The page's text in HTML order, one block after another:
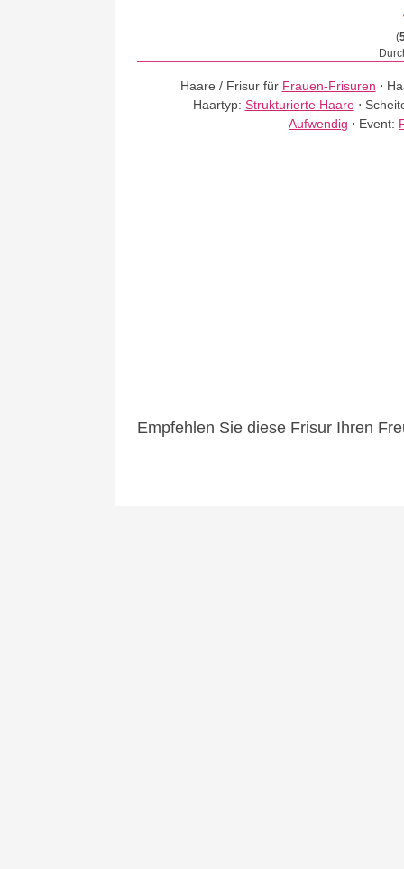
(
Haare / Frisur für Frauen-Frisuren ⋅
Haartyp: Strukturierte Haare⋅
Aufwendig ⋅ Event:
Empfehlen Sie diese Frisur Ihren